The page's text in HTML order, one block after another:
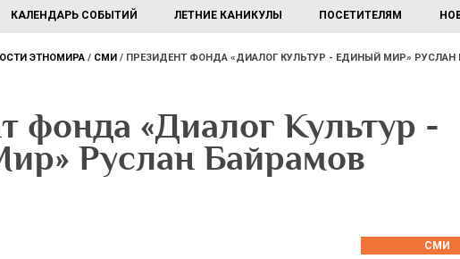
КАЛЕНДАРЬ СОБЫТИЙ ЛЕТНИЕ КАНИКУЛЫ ПОСЕТИТЕЛЯМ
ЭТНОМИРА СМИ ПРЕЗИДЕНТ ФОНДА «ДИАЛОГ КУЛЬТУР - ЕДИНЫЙ МИР» РУСЛАН
фонда «Диалог Культур -
Руслан Байрамов
СМИ